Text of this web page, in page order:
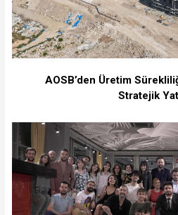
⁠AOSB’den Üretim
Stratejik